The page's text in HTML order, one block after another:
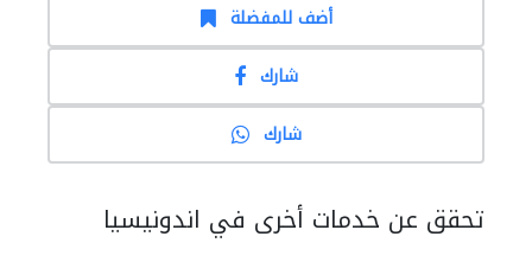
أضف للمفضلة
شارك
شارك
تحقق عن خدمات أخرى في اندونيسيا